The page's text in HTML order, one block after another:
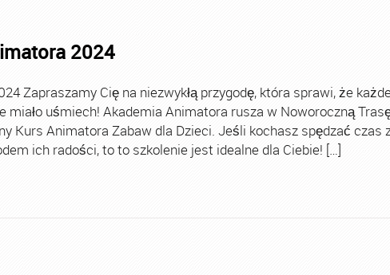
2024
Zapraszamy Cię na niezwykłą przygodę, która sprawi, że
miało uśmiech! Akademia Animatora rusza w Noworoczną
Kurs Animatora Zabaw dla Dzieci. Jeśli kochasz spędzać czas
ich radości, to to szkolenie jest idealne dla Ciebie! […]